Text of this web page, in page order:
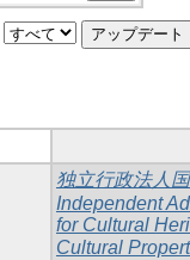
独立行政法人
Independent
for Cultural
Cultural